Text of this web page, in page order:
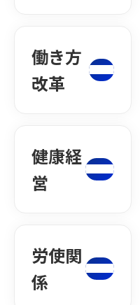
働き方
改革
健康経
営
労使関
係